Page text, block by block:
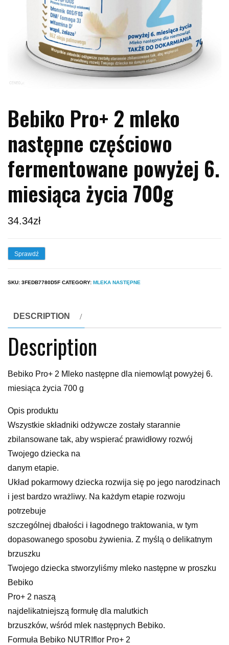
Bebiko Pro+ 2 mleko
następne częściowo
fermentowane powyżej 6.
miesiąca życia 700g
34.34zł
Sprawdź
SKU: 3FEDB7780D5F CATEGORY: MLEKA NASTĘPNE
DESCRIPTION
Description
Bebiko Pro+ 2 Mleko następne dla niemowląt powyżej 6.
miesiąca życia 700 g
Opis produktu
Wszystkie składniki odżywcze zostały starannie
zbilansowane tak, aby wspierać prawidłowy rozwój
Twojego dziecka na
danym etapie.
Układ pokarmowy dziecka rozwija się po jego narodzinach
i jest bardzo wrażliwy. Na każdym etapie rozwoju
potrzebuje
szczególnej dbałości i łagodnego traktowania, w tym
dopasowanego sposobu żywienia. Z myślą o delikatnym
brzuszku
Twojego dziecka stworzyliśmy mleko następne w proszku
Bebiko
Pro+ 2 naszą
najdelikatniejszą formułę dla malutkich
brzuszków, wśród mlek następnych Bebiko.
Formuła Bebiko NUTRIflor Pro+ 2